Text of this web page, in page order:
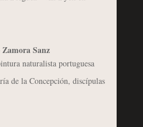
Sanz
naturalista portuguesa
de la Concepción, discípulas